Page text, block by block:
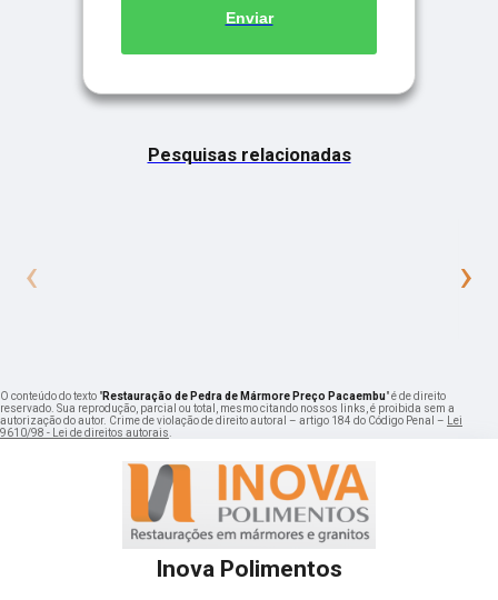
Enviar
Pesquisas relacionadas
‹ ›
O conteúdo do texto "Restauração de Pedra de Mármore Preço Pacaembu" é de direito
reservado. Sua reprodução, parcial ou total, mesmo citando nossos links, é proibida sem a
autorização do autor. Crime de violação de direito autoral – artigo 184 do Código Penal –
Lei
9610/98 - Lei de direitos autorais
Inova Polimentos